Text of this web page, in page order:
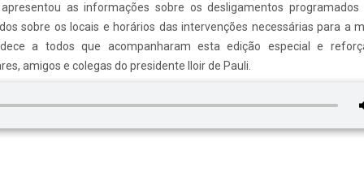
as informações sobre os desligamentos programados
sobre os locais e horários das intervenções necessárias para a
a todos que acompanharam esta edição especial e
amigos e colegas do presidente Iloir de Pauli.